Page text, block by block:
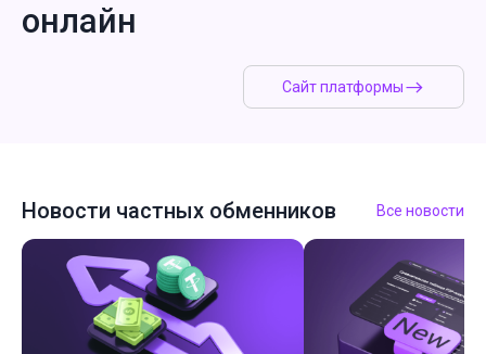
Сайт платформы
онлайн
Новости частных обменников Все новости